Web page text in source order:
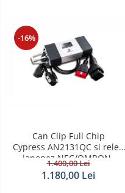
-16%
Can Clip Full Chip
Cypress AN2131QC si releu
japonez NEC/OMRON-
Renault Dacia 2021
1.400,00 Lei
1.180,00 Lei